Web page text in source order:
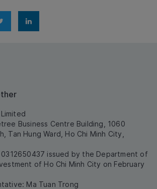
Business Centre Building, 1060
Tan Hung Ward, Ho Chi Minh City,
issued by the Department of
of Ho Chi Minh City on February
Ma Tuan Trong